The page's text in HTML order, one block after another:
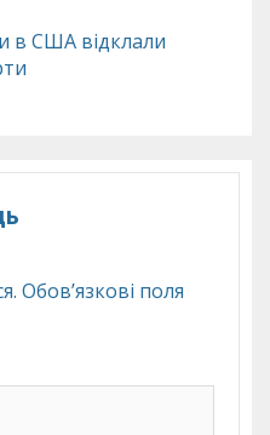
в США відклали
Обов’язкові поля